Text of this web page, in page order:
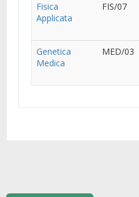
Fisica
Applicata
FIS/07
Genetica
Medica
MED/03